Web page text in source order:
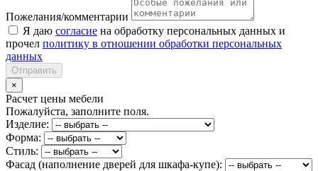
Пожелания/комментарии
Я даю согласие на обработку персональных данных и
прочел политику в отношении обработки персональных
данных
Отправить
×
Расчет цены мебели
Пожалуйста, заполните поля.
Изделие:
Форма:
Стиль:
Фасад (наполнение дверей для шкафа-купе):